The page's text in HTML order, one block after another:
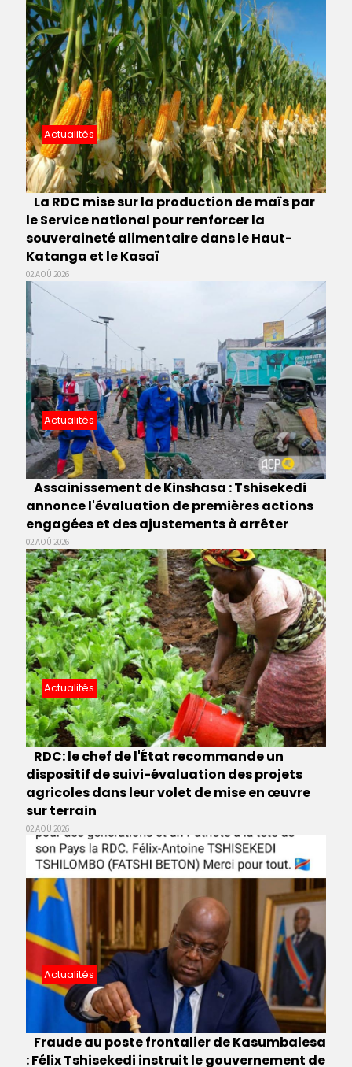
Actualités
La RDC mise sur la production de maïs par
le Service national pour renforcer la
souveraineté alimentaire dans le Haut-
Katanga et le Kasaï
02 AOÛ 2026
Actualités
Assainissement de Kinshasa : Tshisekedi
annonce l'évaluation de premières actions
engagées et des ajustements à arrêter
02 AOÛ 2026
Actualités
RDC: le chef de l'État recommande un
dispositif de suivi-évaluation des projets
agricoles dans leur volet de mise en œuvre
sur terrain
02 AOÛ 2026
Actualités
Fraude au poste frontalier de Kasumbalesa
: Félix Tshisekedi instruit le gouvernement de